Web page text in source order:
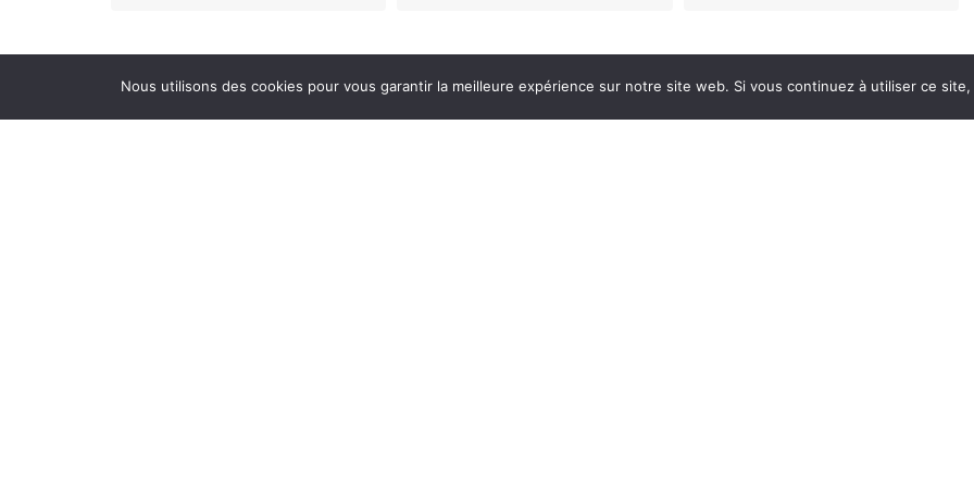
Nous utilisons des cookies pour vous garantir la meilleure expérience sur notre site web. Si vous continuez à utiliser ce